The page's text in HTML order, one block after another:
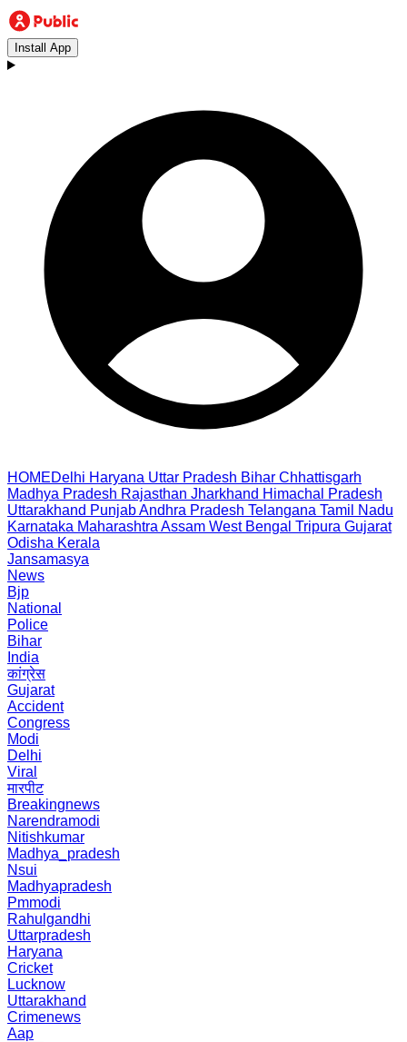
Install App
HOMEDelhi Haryana Uttar Pradesh Bihar Chhattisgarh
Madhya Pradesh Rajasthan Jharkhand Himachal Pradesh
Uttarakhand PunjabAndhra Pradesh Telangana Tamil Nadu
Karnataka Maharashtra Assam West Bengal Tripura Gujarat
Odisha Kerala
Jansamasya
News
Bjp
National
Police
Bihar
India
कांग्रेस
Gujarat
Accident
Congress
Modi
Delhi
Viral
मारपीट
Breakingnews
Narendramodi
Nitishkumar
Madhya_pradesh
Nsui
Madhyapradesh
Pmmodi
Rahulgandhi
Uttarpradesh
Haryana
Cricket
Lucknow
Uttarakhand
Crimenews
Aap